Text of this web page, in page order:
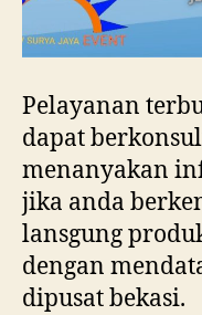
Pelayanan
dapat
menanyakan
jika anda
lansgung
dengan
dipusat bekasi.